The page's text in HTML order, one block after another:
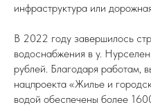
инфраструктура или
В 2022 году завершилось
водоснабжения в у.
рублей. Благодаря работам,
нацпроекта «Жилье и
водой обеспечены более